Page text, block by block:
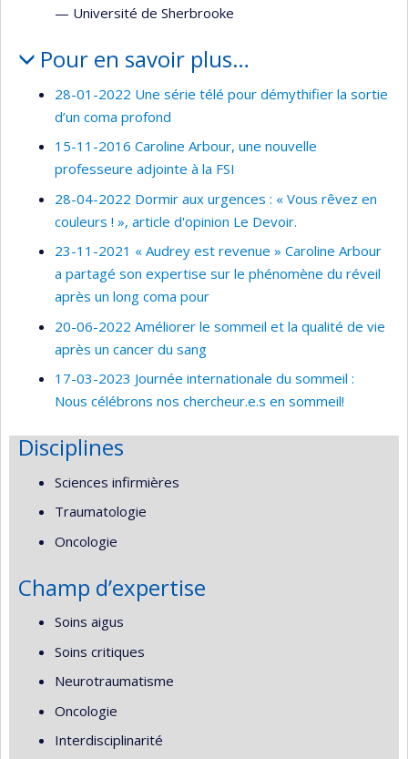
— Université de Sherbrooke
Pour en savoir plus…
28-01-2022 Une série télé pour démythifier la sortie
d’un coma profond
15-11-2016 Caroline Arbour, une nouvelle
professeure adjointe à la FSI
28-04-2022 Dormir aux urgences : « Vous rêvez en
couleurs ! », article d'opinion Le Devoir.
23-11-2021 « Audrey est revenue » Caroline Arbour
a partagé son expertise sur le phénomène du réveil
après un long coma pour
20-06-2022 Améliorer le sommeil et la qualité de vie
après un cancer du sang
17-03-2023 Journée internationale du sommeil :
Nous célébrons nos chercheur.e.s en sommeil!
Disciplines
Sciences infirmières
Traumatologie
Oncologie
Champ d’expertise
Soins aigus
Soins critiques
Neurotraumatisme
Oncologie
Interdisciplinarité